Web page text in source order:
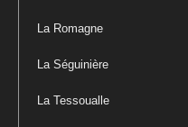
La Romagne
La Séguinière
La Tessoualle